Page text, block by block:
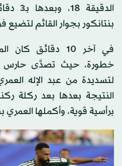
بنتانكور بجوار القائم
في آخر 10 دقائق
خطورة، حيث تصدَّى حارس
لتسديدة من عبد الإله
النتيجة بعدها بعد ركلة
برأسية قوية، وأكملها